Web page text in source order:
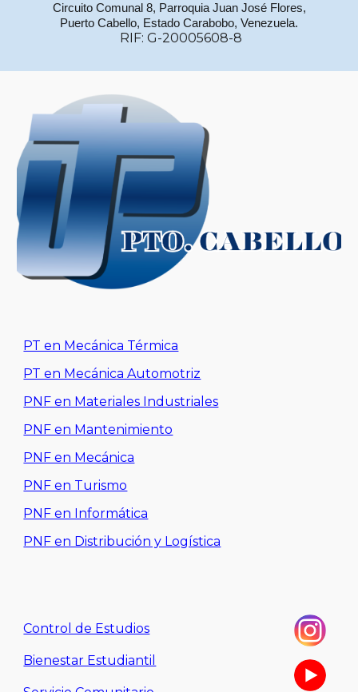
Circuito Comunal 8, Parroquia Juan José Flores,
Puerto Cabello, Estado Carabobo, Venezuela.
RIF: G-20005608-8
PT en Mecánica Térmica
PT en Mecánica Automotriz
PNF en Materiales Industriales
PNF en Mantenimiento
PNF en Mecánica
PNF en Turismo
PNF en Informática
PNF en Distribución y Logística
Control de Estudios
Bienestar Estudiantil